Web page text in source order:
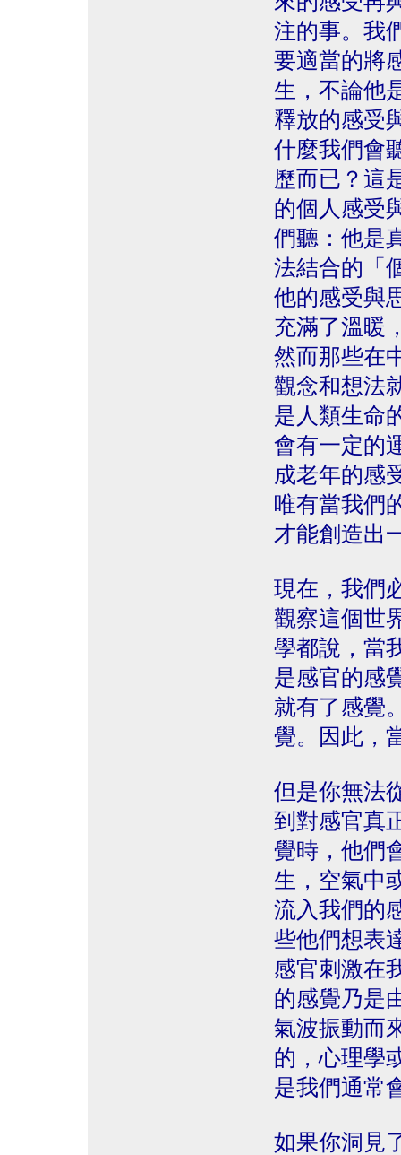
注的事。我
要適當的將
生，不論他
釋放的感受
什麼我們會
歷而已？這
的個人感受
們聽：他是
法結合的「
他的感受與
充滿了溫暖
然而那些在
觀念和想法
是人類生命
會有一定的
成老年的感
唯有當我們
才能創造出
現在，我們
觀察這個世
學都說，當
是感官的感
就有了感覺
覺。因此，
但是你無法
到對感官真
覺時，他們
生，空氣中
流入我們的
些他們想表
感官刺激在
的感覺乃是
氣波振動而
的，心理學
是我們通常
如果你洞見